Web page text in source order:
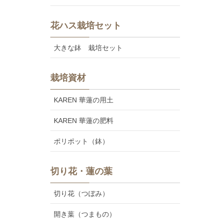
花ハス栽培セット
大きな鉢 栽培セット
栽培資材
KAREN 華蓮の用土
KAREN 華蓮の肥料
ポリポット（鉢）
切り花・蓮の葉
切り花（つぼみ）
開き葉（つまもの）